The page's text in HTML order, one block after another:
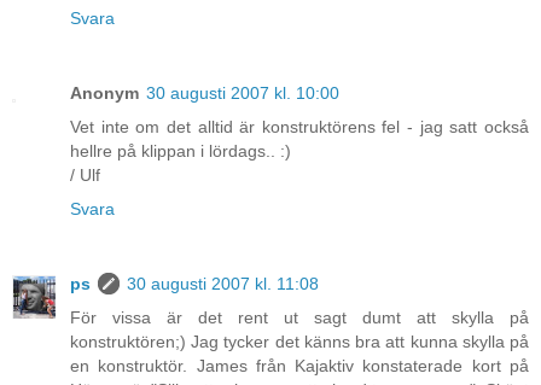
Svara
Anonym 30 augusti 2007 kl. 10:00
Vet inte om det alltid är konstruktörens fel - jag satt också
hellre på klippan i lördags.. :)
/ Ulf
Svara
ps
30 augusti 2007 kl. 11:08
För vissa är det rent ut sagt dumt att skylla på
konstruktören;) Jag tycker det känns bra att kunna skylla på
en konstruktör. James från Kajaktiv konstaterade kort på